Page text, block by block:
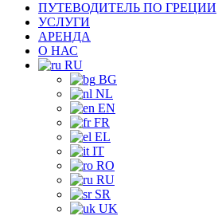
ПУТЕВОДИТЕЛЬ ПО ГРЕЦИИ
УСЛУГИ
АРЕНДА
О НАС
RU
BG
NL
EN
FR
EL
IT
RO
RU
SR
UK